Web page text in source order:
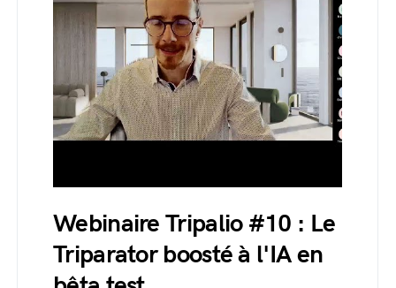
Webinaire Tripalio #10 : Le
Triparator boosté à l'IA en